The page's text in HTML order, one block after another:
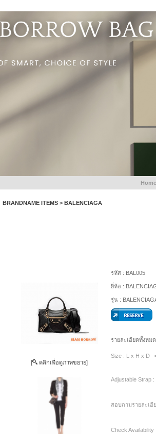
Home
BRANDNAME ITEMS >BALENCIAGA
[ คลิกเพื่อดูภาพขยาย]
รหัส : BAL005
ยี่ห้อ :
รุ่น :
รายละเอียดทั้งหม
Size : L x H x D
Adjustable Strap
สอบถามรายละเอี
Check Availability